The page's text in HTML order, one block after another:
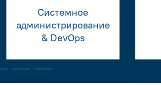
Системное
администрирование
& DevOps